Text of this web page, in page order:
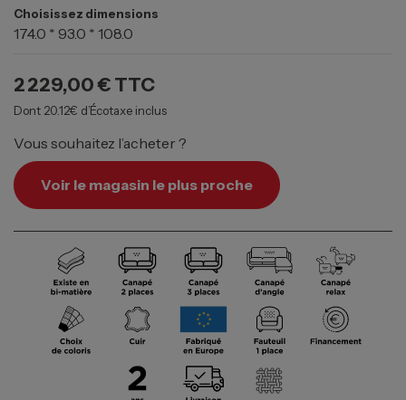
Choisissez dimensions
174.0 * 93.0 * 108.0
2 229,00 € TTC
Dont 20.12€ d’Écotaxe inclus
Vous souhaitez l’acheter ?
Voir le magasin le plus proche